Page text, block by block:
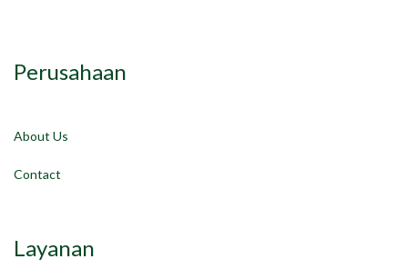
Perusahaan
About Us
Contact
Layanan